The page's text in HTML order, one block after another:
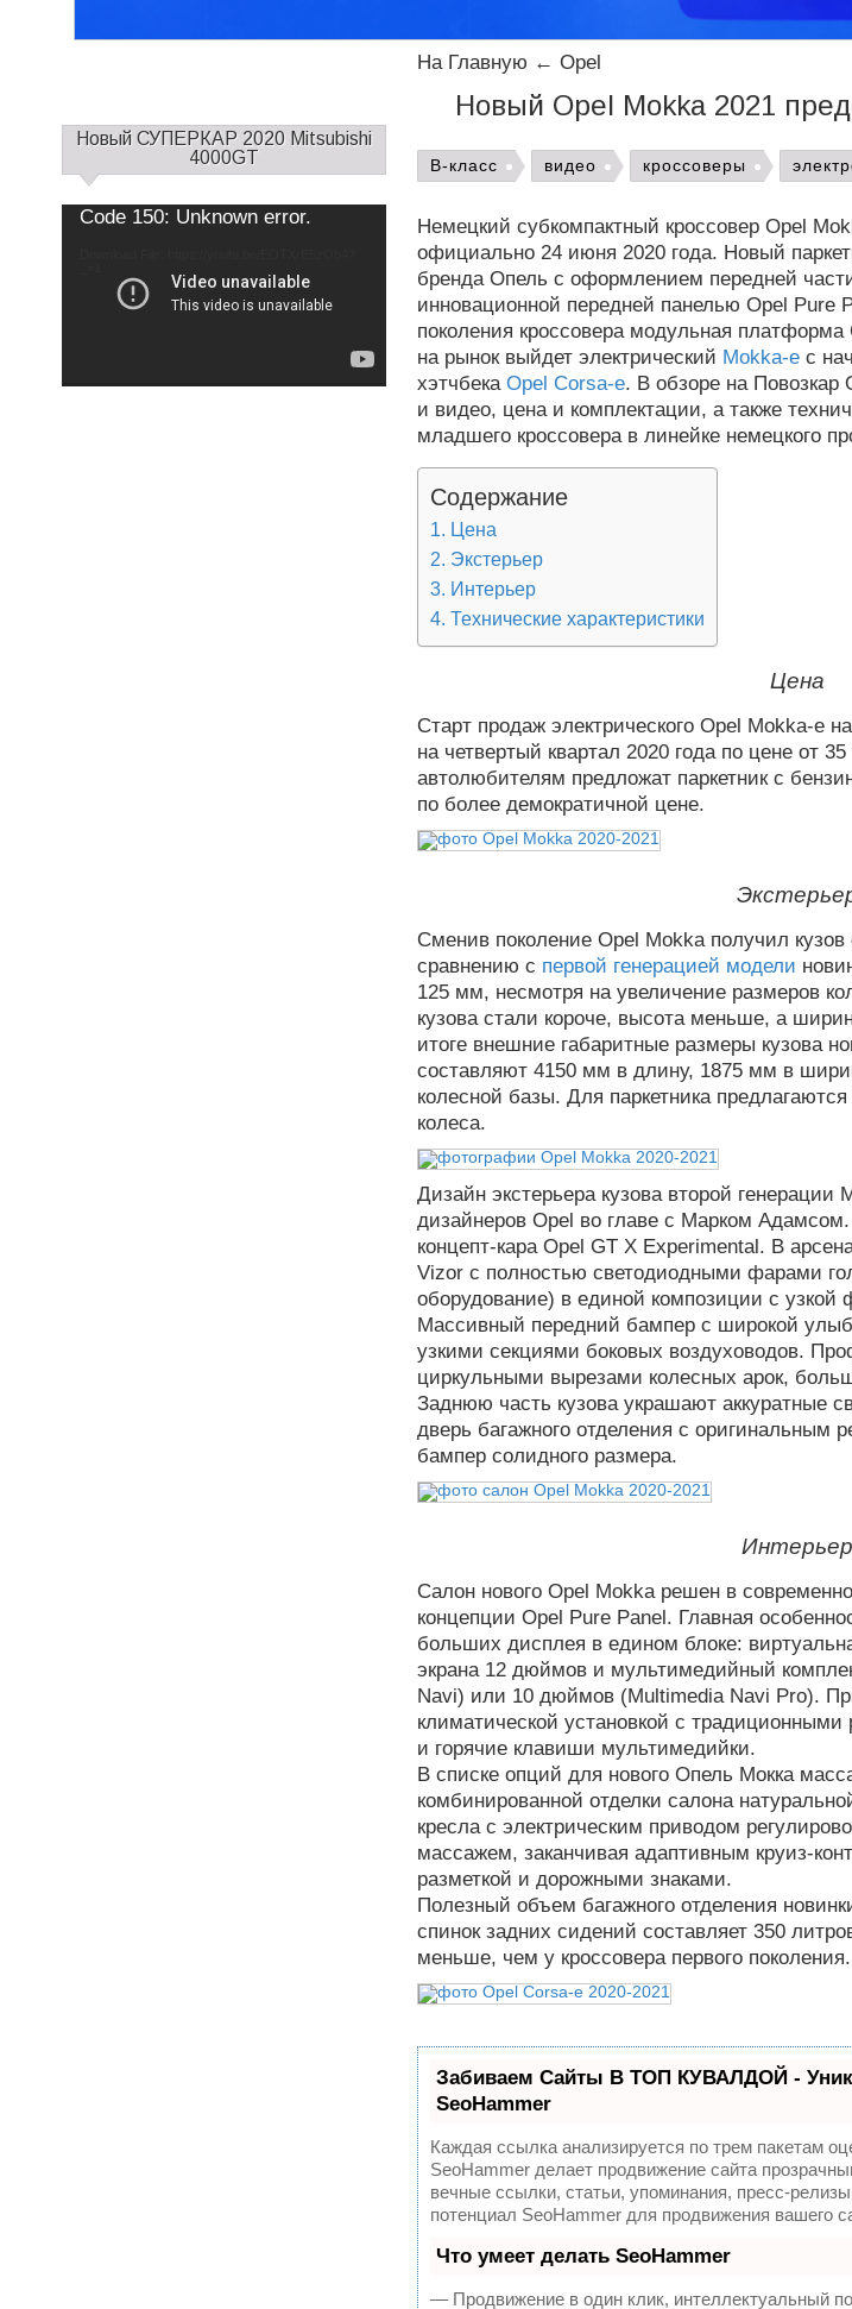
На Главную ← Opel
Новый Opel Mokka 2021
B-класс видео кроссоверы
Немецкий субкомпактный кроссовер Opel
официально 24 июня 2020 года. Новый
бренда Опель с оформлением передней
инновационной передней панелью Opel Pure
поколения кроссовера модульная
на рынок выйдет электрический Mokka-eс
хэтчбека Opel Corsa-e. В обзоре на Повозкар
и видео, цена и комплектации, а также
младшего кроссовера в линейке немецкого
Содержание
Цена
Экстерьер
Интерьер
Технические характеристики
Цена
Старт продаж электрического Opel Mokka-e
на четвертый квартал 2020 года по цене от
автолюбителям предложат паркетник с
по более демократичной цене.
Сменив поколение Opel Mokka получил
сравнению с первой генерацией модели
125 мм, несмотря на увеличение размеров
кузова стали короче, высота меньше, а
итоге внешние габаритные размеры кузова
составляют 4150 мм в длину, 1875 мм в
колесной базы. Для паркетника
колеса.
Дизайн экстерьера кузова второй генерации
дизайнеров Opel во главе с Марком
концепт-кара Opel GT X Experimental. В
Vizor с полностью светодиодными фарами
оборудование) в единой композиции с
Массивный передний бампер с широкой
узкими секциями боковых воздуховодов.
циркульными вырезами колесных арок,
Заднюю часть кузова украшают аккуратные
дверь багажного отделения с оригинальным
бампер солидного размера.
Интерьер
Салон нового Opel Mokka решен в
концепции Opel Pure Panel. Главная
больших дисплея в едином блоке:
экрана 12 дюймов и мультимедийный
Navi) или 10 дюймов (Multimedia Navi Pro).
климатической установкой с традиционными
и горячие клавиши мультимедийки.
В списке опций для нового Опель Мокка
комбинированной отделки салона
кресла с электрическим приводом
массажем, заканчивая адаптивным круиз-
разметкой и дорожными знаками.
Полезный объем багажного отделения
спинок задних сидений составляет 350
меньше, чем у кроссовера первого поколения.
Забиваем Сайты В ТОП КУВАЛДОЙ -
SeoHammer
Каждая ссылка анализируется по трем пакетам
SeoHammer делает продвижение сайта
вечные ссылки, статьи, упоминания, пресс-
потенциал SeoHammer для продвижения вашего
Что умеет делать SeoHammer
— Продвижение в один клик, интеллектуальный
С
й
д
Новый СУПЕРКАР 2020 Mitsubishi
4000GT
Video
Code 150: Unknown error.Use
Up/Down
or
decrease
volume.